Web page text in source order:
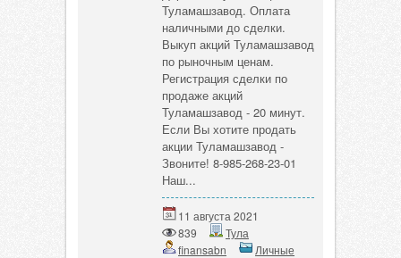
Туламашзавод. Оплата
наличными до сделки.
Выкуп акций Туламашзавод
по рыночным ценам.
Регистрация сделки по
продаже акций
Туламашзавод - 20 минут.
Если Вы хотите продать
акции Туламашзавод -
Звоните! 8-985-268-23-01
Наш...
11 августа 2021
839
Тула
finansabn
Личные